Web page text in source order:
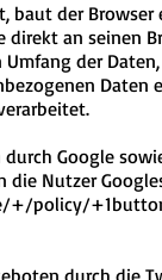
baut der Browser
direkt an seinen
der
Daten
Google
die Nutzer
+/policy/
durch die